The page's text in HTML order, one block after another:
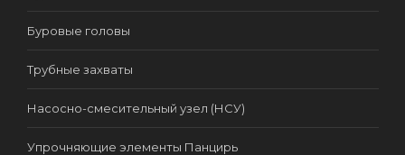
Буровые головы
Трубные захваты
Насосно-смесительный узел (НСУ)
Упрочняющие элементы Панцирь